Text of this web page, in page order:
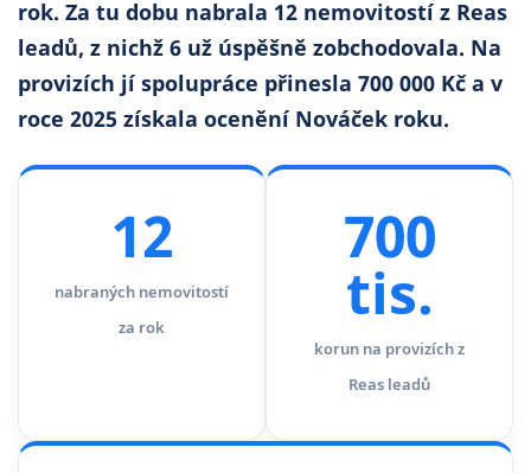
Blog
O nás
Kariéra
Kontakt
rok. Za tu dobu nabrala 12 nemovitostí z Reas
leadů, z nichž 6 už úspěšně zobchodovala. Na
provizích jí spolupráce přinesla 700 000 Kč a v
roce 2025 získala ocenění Nováček roku.
12
nabraných nemovitostí
za rok
700
tis.
korun na provizích z
Reas leadů